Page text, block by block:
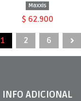
Maxxis
$ 62.900
1 2 6
INFO ADICIONAL